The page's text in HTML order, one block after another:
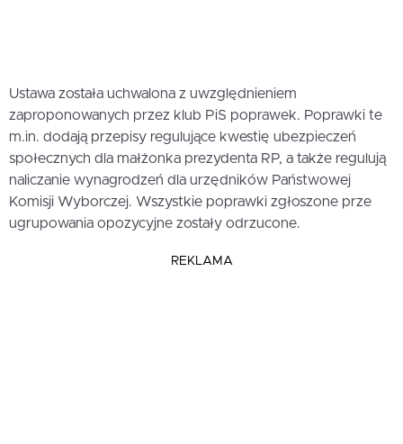
Ustawa została uchwalona z uwzględnieniem
zaproponowanych przez klub PiS poprawek. Poprawki te
m.in. dodają przepisy regulujące kwestię ubezpieczeń
społecznych dla małżonka prezydenta RP, a także regulują
naliczanie wynagrodzeń dla urzędników Państwowej
Komisji Wyborczej. Wszystkie poprawki zgłoszone prze
ugrupowania opozycyjne zostały odrzucone.
REKLAMA